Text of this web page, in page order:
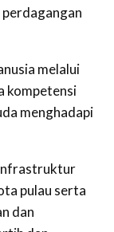
melalui
kompetensi
menghadapi
pulau serta
dan